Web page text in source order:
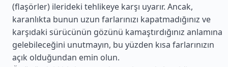
(flaşörler) ilerideki tehlikeye karşı uyarır. Ancak,
karanlıkta bunun uzun farlarınızı kapatmadığınız ve
karşıdaki sürücünün gözünü kamaştırdığınız anlamına
gelebileceğini unutmayın, bu yüzden kısa farlarınızın
açık olduğundan emin olun.